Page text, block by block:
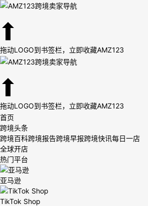
拖动LOGO到书签栏，立即收藏AMZ123
拖动LOGO到书签栏，立即收藏AMZ123
首页
跨境头条
跨境百科跨境报告跨境早报跨境快讯每日一店
全球开店
热门平台
亚马逊
TikTok Shop